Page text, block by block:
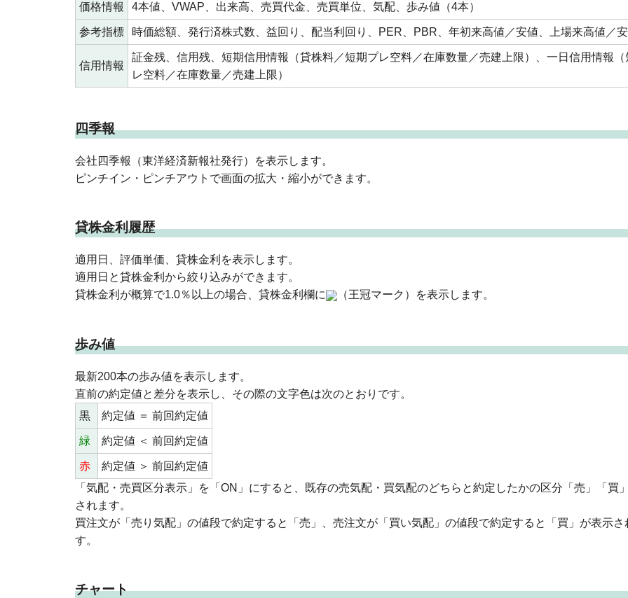
価格情報
4本値、VWAP、出来高、売買代金、売買単位、気配、歩み値（4本）
参考指標 時価総額、発行済株式数、益回り、配当利回り、PER、PBR、年初来高値／安値、上場来高値／
信用情報
証金残、信用残、短期信用情報（貸株料／短期プレ空料／在庫数量／売建上限）、一日信用情報（
レ空料／在庫数量／売建上限）
四季報
会社四季報（東洋経済新報社発行）を表示します。
ピンチイン・ピンチアウトで画面の拡大・縮小ができます。
貸株金利履歴
適用日、評価単価、貸株金利を表示します。
適用日と貸株金利から絞り込みができます。
貸株金利が概算で1.0％以上の場合、貸株金利欄に
（王冠マーク）を表示します。
歩み値
最新200本の歩み値を表示します。
直前の約定値と差分を表示し、その際の文字色は次のとおりです。
黒
約定値 ＝ 前回約定値
緑 約定値 ＜ 前回約定値
赤
約定値 ＞ 前回約定値
「気配・売買区分表示」を「ON」にすると、既存の売気配・買気配のどちらと約定したかの区分「売」「買
されます。
買注文が「売り気配」の値段で約定すると「売」、売注文が「買い気配」の値段で約定すると「買」が表示さ
す。
チャート